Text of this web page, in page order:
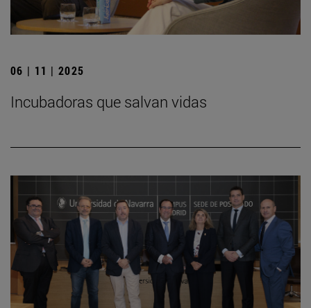
06 | 11 | 2025
Incubadoras que salvan vidas